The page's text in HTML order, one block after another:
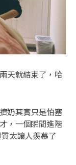
天就結束了，哈
奶其實只是怕塞
，一個瞬間進階
太讓人羨慕了